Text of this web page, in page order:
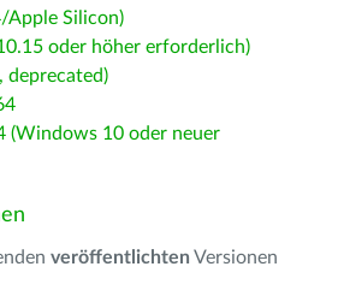
Apple Silicon)
oder höher erforderlich)
deprecated)
(Windows 10 oder neuer
veröffentlichten Versionen